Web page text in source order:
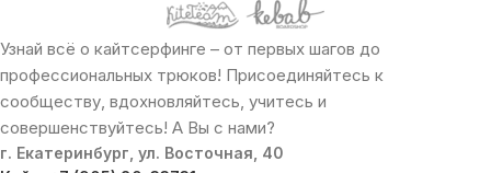
Узнай всё о кайтсерфинге – от первых шагов до
профессиональных трюков! Присоединяйтесь к
сообществу, вдохновляйтесь, учитесь и
совершенствуйтесь! А Вы с нами?
г. Екатеринбург, ул. Восточная, 40